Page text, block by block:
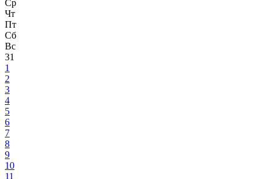
Ср
Чт
Пт
Сб
Вс
31
1
2
3
4
5
6
7
8
9
10
11